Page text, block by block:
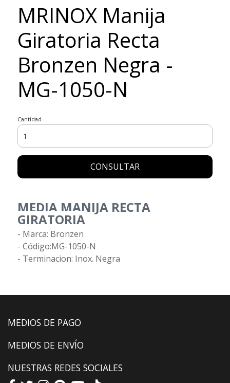
MRINOX Manija
Giratoria Recta
Bronzen Negra -
MG-1050-N
Cantidad
CONSULTAR
MEDIA MANIJA RECTA
GIRATORIA
- Marca: Bronzen
- Código:MG-1050-N
- Terminacion: Inox. Negra
MEDIOS DE PAGO
MEDIOS DE ENVÍO
NUESTRAS REDES SOCIALES